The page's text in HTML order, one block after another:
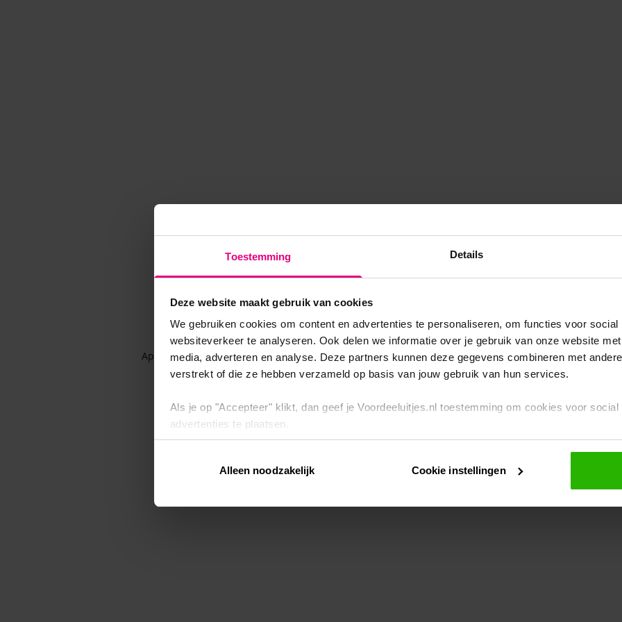
Toestemming Details
Deze website maakt gebruik van cookies
We gebruiken cookies om content en advertenties te personaliseren, om functies voor
websiteverkeer te analyseren. Ook delen we informatie over je gebruik van onze website
media, adverteren en analyse. Deze partners kunnen deze gegevens combineren met
verstrekt of die ze hebben verzameld op basis van jouw gebruik van hun services.
Als je op "Accepteer" klikt, dan geef je Voordeeluitjes.nl toestemming om cookies voor
advertenties te plaatsen.
Via "Cookie instellingen" kun je ook zelf instellen welke cookies worden geplaatst. Je kunt je
intrekken op onscookiebeleid.
Alleen noodzakelijk Cookie instellingen
Application error: a client-side exception has occurred while loadingwww.voordeeluitjes.nl (see the